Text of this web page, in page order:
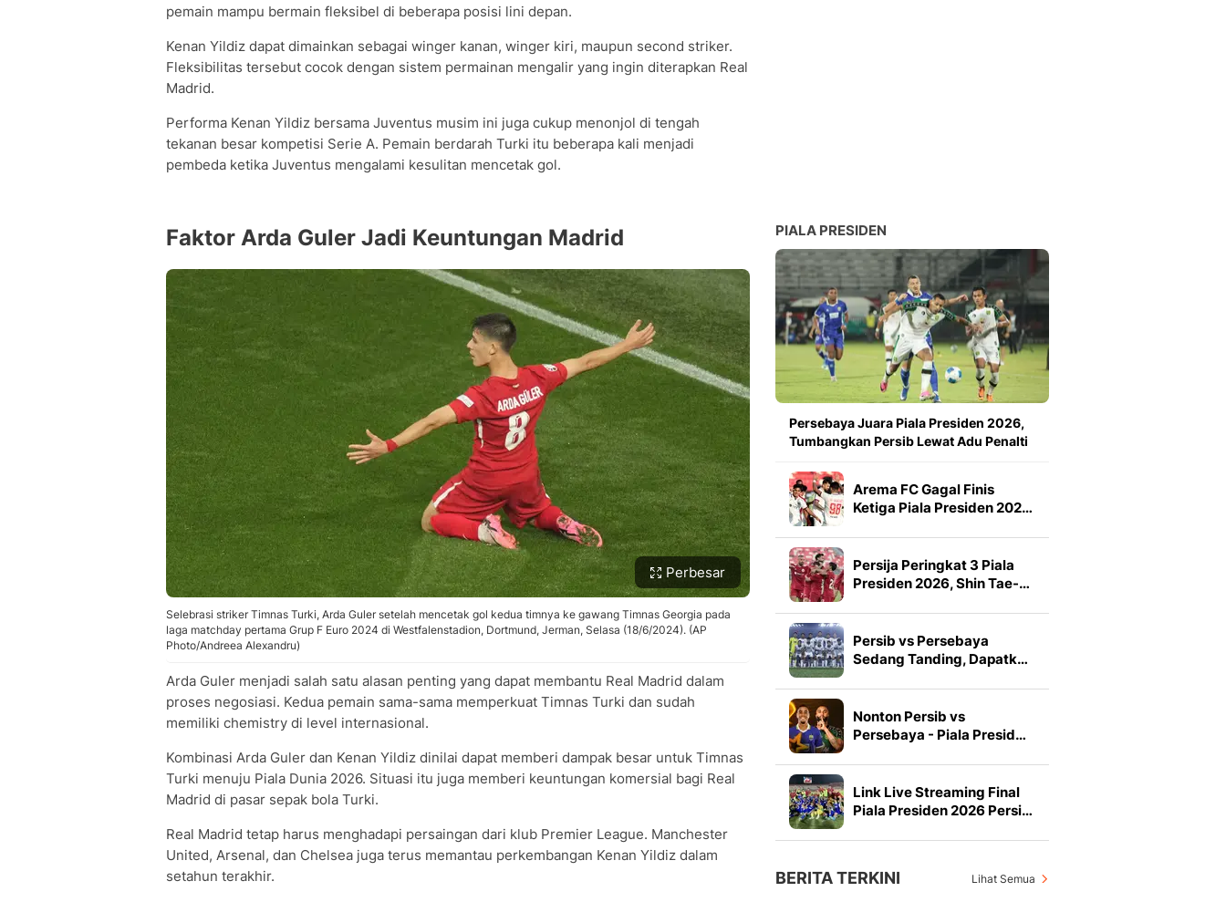
pemain mampu bermain fleksibel di beberapa posisi lini depan.
Kenan Yildiz dapat dimainkan sebagai winger kanan, winger kiri, maupun second striker.
Fleksibilitas tersebut cocok dengan sistem permainan mengalir yang ingin diterapkan Real
Madrid.
Performa Kenan Yildiz bersama Juventus musim ini juga cukup menonjol di tengah
tekanan besar kompetisi Serie A. Pemain berdarah Turki itu beberapa kali menjadi
pembeda ketika Juventus mengalami kesulitan mencetak gol.
Faktor Arda Guler Jadi Keuntungan Madrid
Perbesar
Selebrasi striker Timnas Turki, Arda Guler setelah mencetak gol kedua timnya ke gawang Timnas Georgia pada
laga matchday pertama Grup F Euro 2024 di Westfalenstadion, Dortmund, Jerman, Selasa (18/6/2024). (AP
Photo/Andreea Alexandru)
Arda Guler menjadi salah satu alasan penting yang dapat membantu Real Madrid dalam
proses negosiasi. Kedua pemain sama-sama memperkuat Timnas Turki dan sudah
memiliki chemistry di level internasional.
Kombinasi Arda Guler dan Kenan Yildiz dinilai dapat memberi dampak besar untuk Timnas
Turki menuju Piala Dunia 2026. Situasi itu juga memberi keuntungan komersial bagi Real
Madrid di pasar sepak bola Turki.
Real Madrid tetap harus menghadapi persaingan dari klub Premier League. Manchester
United, Arsenal, dan Chelsea juga terus memantau perkembangan Kenan Yildiz dalam
setahun terakhir.
PIALA PRESIDEN
Persebaya Juara Piala Presiden 2026,
Tumbangkan Persib Lewat Adu Penalti
Arema FC Gagal Finis
Ketiga Piala Presiden 202…
Persija Peringkat 3 Piala
Presiden 2026, Shin Tae-…
Persib vs Persebaya
Sedang Tanding, Dapatk…
Nonton Persib vs
Persebaya - Piala Presid…
Link Live Streaming Final
Piala Presiden 2026 Persi…
BERITA TERKINI Lihat Semua